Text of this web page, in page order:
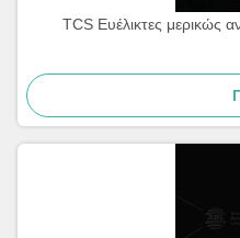
TCS Ευέλικτες μερικώς